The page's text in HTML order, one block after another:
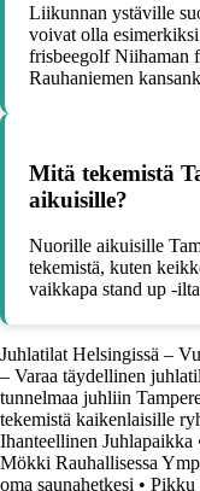
Liikunnan ystäville
voivat olla
frisbeegolf Niihaman
Rauhaniemen
Mitä tekemistä
aikuisille?
Nuorille aikuisille
tekemistä, kuten
vaikkapa stand up -
Juhlatilat Helsingissä –
– Varaa täydellinen
tunnelmaa juhliin
tekemistä kaikenlaisille
Ihanteellinen Juhlapaikka
Mökki Rauhallisessa
oma saunahetkesi • Pikku